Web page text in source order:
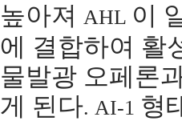
높아져 AHL 이
에 결합하여 활
물발광 오페론
게 된다. AI-1 형